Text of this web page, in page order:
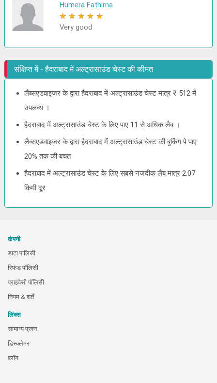
Humera Fathima
★ ★ ★ ★ ★
Very good
संक्षिप्त में - हैदराबाद में अल्ट्रासाउंड चेस्ट की कीमत
लैब्सएडवाइजर के द्वारा हैदराबाद में अल्ट्रासाउंड चेस्ट मात्र ₹ 512 में
उपलब्ध ।
हैदराबाद में अल्ट्रासाउंड चेस्ट के लिए पाए 11 से अधिक लैब ।
लैब्सएडवाइजर के द्वारा हैदराबाद में अल्ट्रासाउंड चेस्ट की बुकिंग पे पाए
20% तक की बचत
हैदराबाद में अल्ट्रासाउंड चेस्ट के लिए सबसे नजदीक लैब मात्र 2.07
किमी दूर
कंपनी
डाटा पालिसी
रिफंड पॉलिसी
प्राइवेसी पॉलिसी
नियम & शर्तें
लिंक्स
सामान्य प्रश्न
डिस्क्लेमर
ब्लॉग